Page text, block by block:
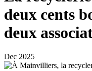
deux cents
deux
Dec 2025